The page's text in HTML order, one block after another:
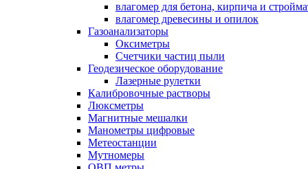
влагомер для бетона, кирпича и
влагомер древесины и опилок
Газоанализаторы
Оксиметры
Счетчики частиц пыли
Геодезическое оборудование
Лазерные рулетки
Калибровочные растворы
Люксметры
Магнитные мешалки
Манометры цифровые
Метеостанции
Мутномеры